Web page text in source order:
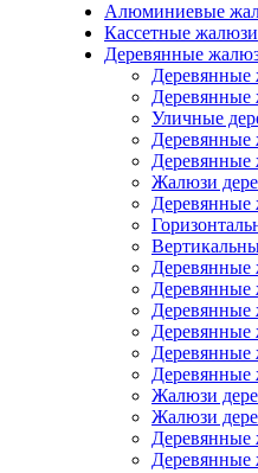
Алюминиевые
Кассетные жалюзи
Деревянные
Деревянные
Деревянные
Уличные
Деревянные
Деревянные
Жалюзи
Деревянные
Деревянные
Деревянные
Деревянные
Деревянные
Деревянные
Жалюзи
Жалюзи
Деревянные
Деревянные